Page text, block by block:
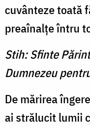
cuvânteze toată
preaînalțe întru
Stih: Sfinte
Dumnezeu
De mărirea
ai strălucit lumii